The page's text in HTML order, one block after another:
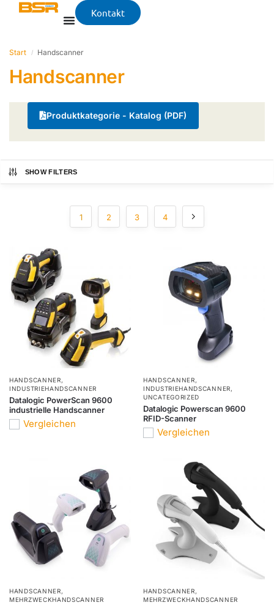
Kontakt
Start / Handscanner
Handscanner
Produktkategorie - Katalog (PDF)
SHOW FILTERS
1 2 3 4
HANDSCANNER,
INDUSTRIEHANDSCANNER
Datalogic PowerScan 9600
industrielle Handscanner
Vergleichen
HANDSCANNER,
INDUSTRIEHANDSCANNER,
UNCATEGORIZED
Datalogic Powerscan 9600
RFID-Scanner
Vergleichen
HANDSCANNER,
MEHRZWECKHANDSCANNER
HANDSCANNER,
MEHRZWECKHANDSCANNER